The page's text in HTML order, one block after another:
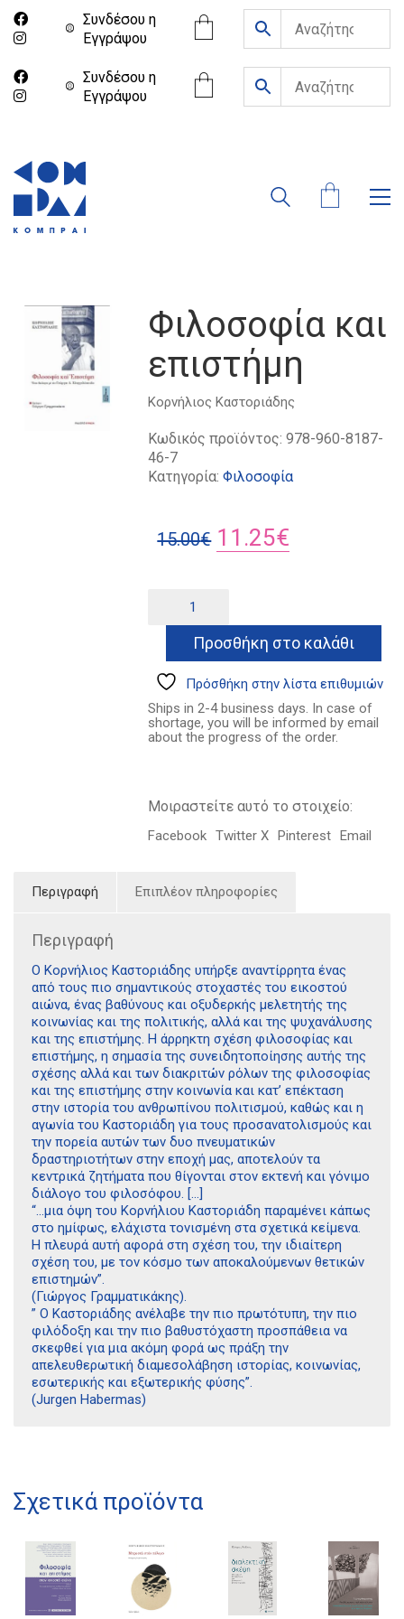
Συνδέσου η
Eγγράψου
Συνδέσου η
Eγγράψου
Φιλοσοφία και
επιστήμη
Κορνήλιος Καστοριάδης
Κωδικός προϊόντος:978-960-8187-
46-7
Κατηγορία:Φιλοσοφία
15.00€ Original
15.00€.
11.25€
είναι:
11.25€.
επιστήμη
ποσότηταΠροσθήκη στο καλάθι
Πρόσθήκη στην λίστα επιθυμιών
Ships in 2-4 business days. In case of
shortage, you will be informed by email
about the progress of the order.
Μοιραστείτε αυτό το στοιχείο:
Facebook Twitter X Pinterest Email
Περιγραφή Επιπλέον πληροφορίες
Περιγραφή
Ο Κορνήλιος Καστοριάδης υπήρξε αναντίρρητα ένας
από τους πιο σημαντικούς στοχαστές του εικοστού
αιώνα, ένας βαθύνους και οξυδερκής μελετητής της
κοινωνίας και της πολιτικής, αλλά και της ψυχανάλυσης
και της επιστήμης. Η άρρηκτη σχέση φιλοσοφίας και
επιστήμης, η σημασία της συνειδητοποίησης αυτής της
σχέσης αλλά και των διακριτών ρόλων της φιλοσοφίας
και της επιστήμης στην κοινωνία και κατ’ επέκταση
στην ιστορία του ανθρωπίνου πολιτισμού, καθώς και η
αγωνία του Καστοριάδη για τους προσανατολισμούς και
την πορεία αυτών των δυο πνευματικών
δραστηριοτήτων στην εποχή μας, αποτελούν τα
κεντρικά ζητήματα που θίγονται στον εκτενή και γόνιμο
διάλογο του φιλοσόφου. […]
“…μια όψη του Κορνήλιου Καστοριάδη παραμένει κάπως
στο ημίφως, ελάχιστα τονισμένη στα σχετικά κείμενα.
Η πλευρά αυτή αφορά στη σχέση του, την ιδιαίτερη
σχέση του, με τον κόσμο των αποκαλούμενων θετικών
επιστημών”.
(Γιώργος Γραμματικάκης).
” Ο Καστοριάδης ανέλαβε την πιο πρωτότυπη, την πιο
φιλόδοξη και την πιο βαθυστόχαστη προσπάθεια να
σκεφθεί για μια ακόμη φορά ως πράξη την
απελευθερωτική διαμεσολάβηση ιστορίας, κοινωνίας,
εσωτερικής και εξωτερικής φύσης”.
(Jurgen Habermas)
Σχετικά προϊόντα
21 1750 8340
kombrai.bs@gmail.com